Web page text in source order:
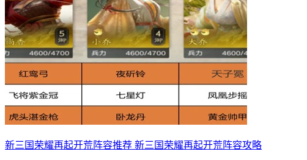
新三国荣耀再起开荒阵容推荐 新三国荣耀再起开荒阵容攻略